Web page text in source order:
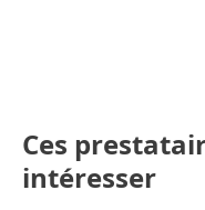
Ces
intéresser